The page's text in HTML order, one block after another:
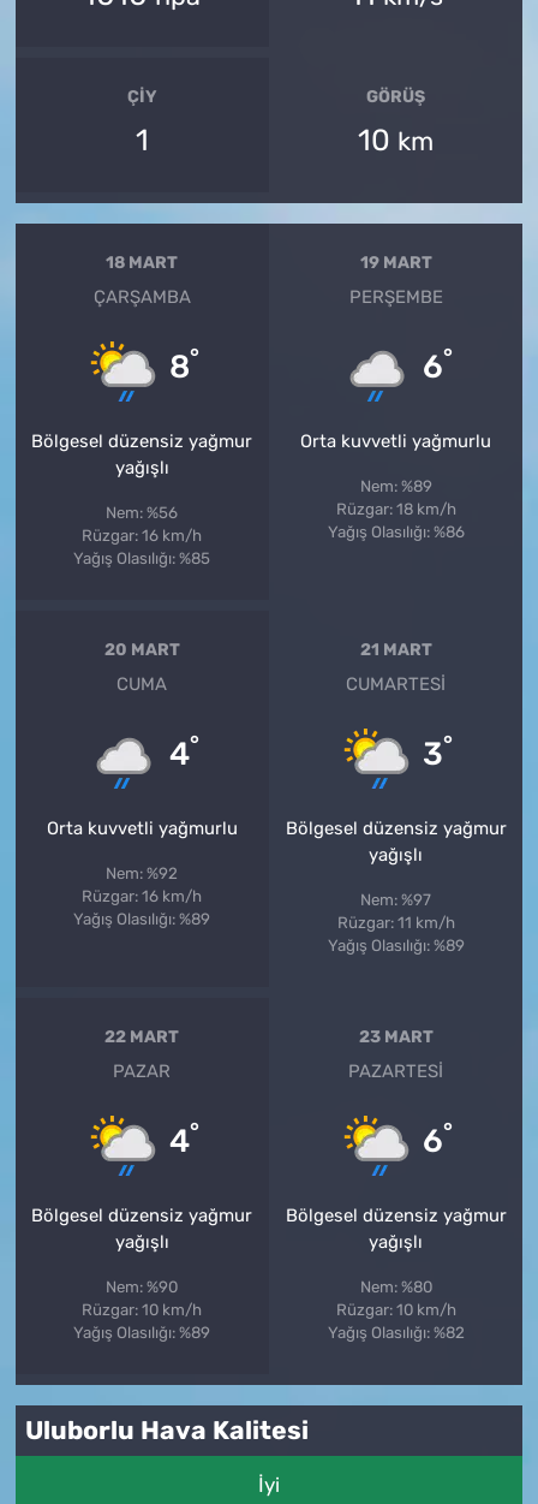
ÇIY
1
GÖRÜŞ
10 km
18 MART
ÇARŞAMBA
8°
Bölgesel düzensiz yağmur
yağışlı
Nem: %56
Rüzgar: 16 km/h
Yağış Olasılığı: %85
19 MART
PERŞEMBE
6°
Orta kuvvetli yağmurlu
Nem: %89
Rüzgar: 18 km/h
Yağış Olasılığı: %86
20 MART
CUMA
4°
Orta kuvvetli yağmurlu
Nem: %92
Rüzgar: 16 km/h
Yağış Olasılığı: %89
21 MART
CUMARTESI
3°
Bölgesel düzensiz yağmur
yağışlı
Nem: %97
Rüzgar: 11 km/h
Yağış Olasılığı: %89
22 MART
PAZAR
4°
Bölgesel düzensiz yağmur
yağışlı
Nem: %90
Rüzgar: 10 km/h
Yağış Olasılığı: %89
23 MART
PAZARTESI
6°
Bölgesel düzensiz yağmur
yağışlı
Nem: %80
Rüzgar: 10 km/h
Yağış Olasılığı: %82
Uluborlu Hava Kalitesi
İyi